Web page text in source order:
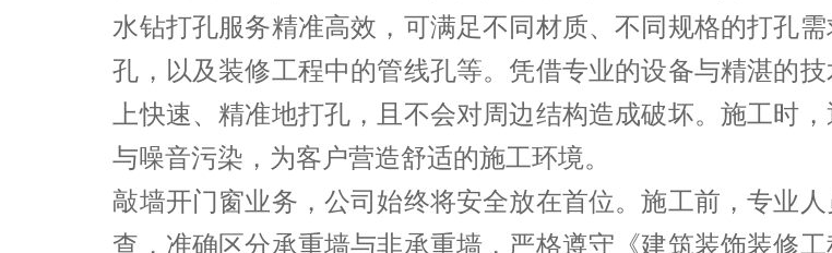
水钻打孔服务精准高效，可满足不同材质、不同规格的打孔
孔，以及装修工程中的管线孔等。凭借专业的设备与精湛的
上快速、精准地打孔，且不会对周边结构造成破坏。施工时
与噪音污染，为客户营造舒适的施工环境。​
敲墙开门窗业务，公司始终将安全放在首位。施工前，专业
查，准确区分承重墙与非承重墙，严格遵守《建筑装饰装修